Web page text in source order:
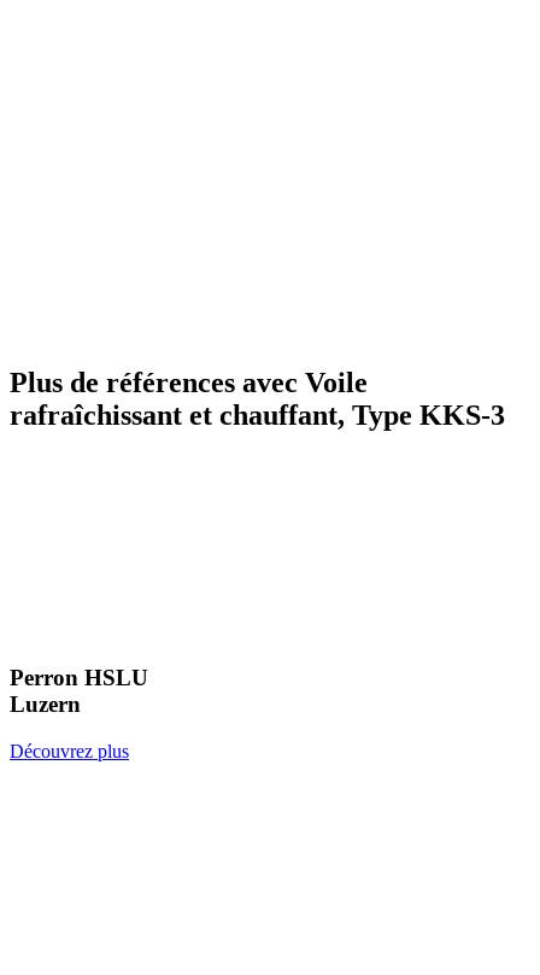
Plus de références avec Voile
rafraîchissant et chauffant, Type KKS-3
Perron HSLU
Luzern
Découvrez plus